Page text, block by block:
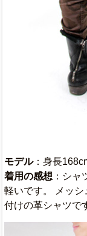
モデル：身長
着用の感想 ：シ
軽いです。 メッ
付けの革シャツで